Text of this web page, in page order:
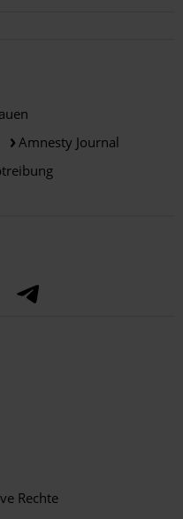
Amnesty Journal
Rechte